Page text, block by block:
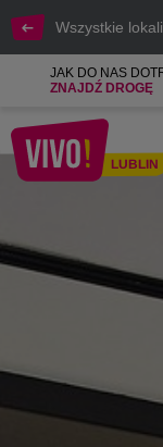
Wszystkie
JAK DO NAS
ZNAJDŹ DROGĘ
LUBLIN
Biżuteria, zegarki,